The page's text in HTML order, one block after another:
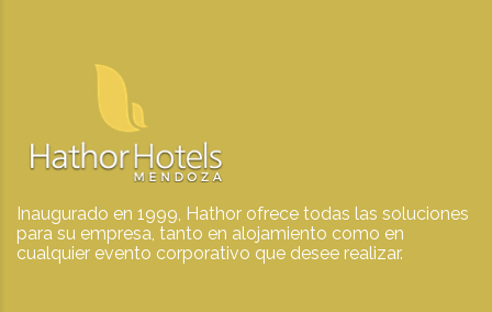
Inaugurado en 1999, Hathor ofrece todas las soluciones
para su empresa, tanto en alojamiento como en
cualquier evento corporativo que desee realizar.